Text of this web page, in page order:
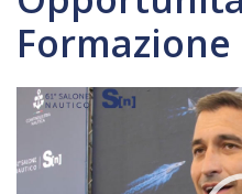
Video
Player